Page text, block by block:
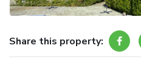
Share this property: